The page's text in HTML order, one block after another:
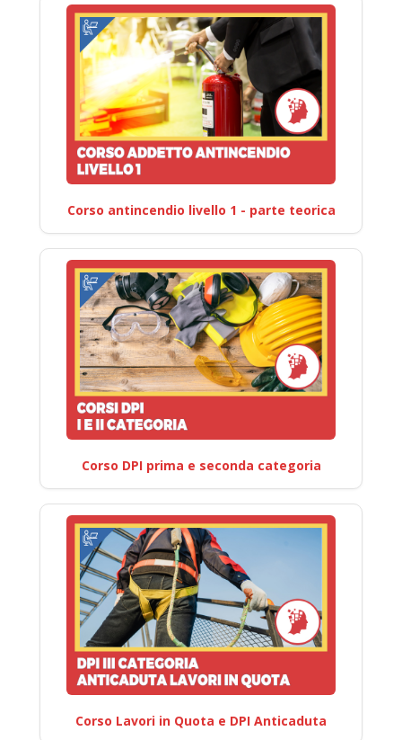
Corso antincendio livello 1 - parte teorica
Corso DPI prima e seconda categoria
Corso Lavori in Quota e DPI Anticaduta